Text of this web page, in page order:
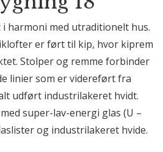
harmoni med utraditionelt hus.
er ført til kip, hvor kiprem
Stolper og remme forbinder
linier som er videreført fra
udført industrilakeret hvidt.
super-lav-energi glas (U –
og industrilakeret hvide.